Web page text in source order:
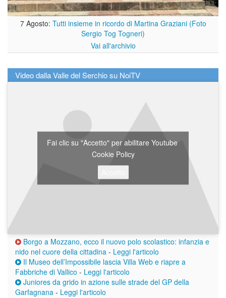
7 Agosto: Tutti insieme in ricordo di Martina Graziani (Foto
Sergio Tog Togneri)
Vai all'archivio
Video dalla Valle del Serchio su NoiTV
Fai clic su "Accetto" per abilitare Youtube
Cookie Policy
Borgo a Mozzano, ecco il nuovo polo scolastico: infanzia e
nido nel cuore della cittadina - Leggi l'articolo
Il Museo dell’Impossibile lascia Villa Web e riapre a
Fabbriche di Vallico - Leggi l'articolo
Juniores da grido in azione sulle strade del GP della
Garfagnana - Leggi l'articolo